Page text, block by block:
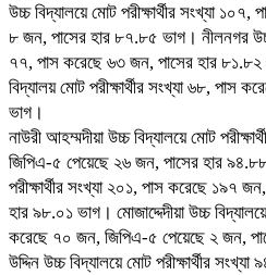
উচ্চ বিদ্যালয়ে মোট পরীক্ষার্থীর সংখ্যা
৮ জন, পাসের হার ৮৭.৮৫ ভাগ। নীলনগর উচ্চ
৭৭, পাস করেছে ৬৩ জন, পাসের হার
বিদ্যালয় মোট পরীক্ষার্থীর সংখ্যা ৬৮, পাস
ভাগ।
নাউরী আহম্মদীয়া উচ্চ বিদ্যালয়ে মোট
জিপিএ-৫ পেয়েছে ২৬ জন, পাসের হার
পরীক্ষার্থীর সংখ্যা ২০১, পাস করেছে ১৯৭
হার ৯৮.০১ ভাগ। মোজাদ্দেদীয়া উচ্চ
করেছে ৭০ জন, জিপিএ-৫ পেয়েছে ২ জন,
উদ্দিন উচ্চ বিদ্যালয়ে মোট পরীক্ষার্থীর